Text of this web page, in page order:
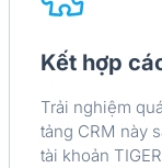
Kết hợp
Trải nghiệm
tảng CRM này
tài khoản